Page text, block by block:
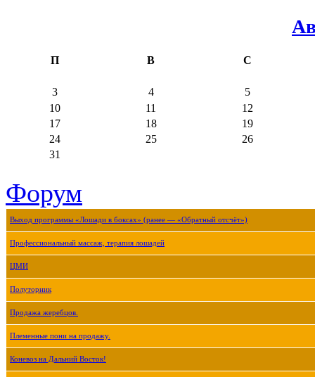
П В С
3 4
5
10
11
12
17
18
19
24
25
26
31
Форум
Выход программы «Лошади в боксах» (ранее — «Обратный отсчёт»)
Профессиональный массаж, терапия лошадей
ЦМИ
Полуторник
Продажа жеребцов.
Племенные пони на продажу.
Коневоз на Дальний Восток!